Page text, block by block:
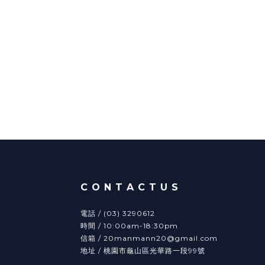
C O N T A C T U S
電話 / (03) 3290612
時間 / 10:00am-18:30pm
信箱 / 20manmann20@gmail.com
地址 / 桃園市龜山區光華路一段99號